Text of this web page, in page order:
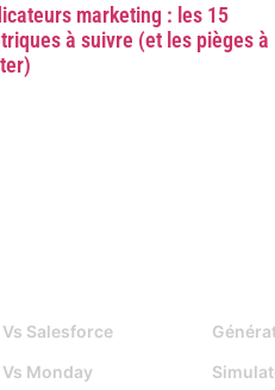
marketing : les 15
à suivre (et les pièges à
Vs Salesforce
Vs Monday